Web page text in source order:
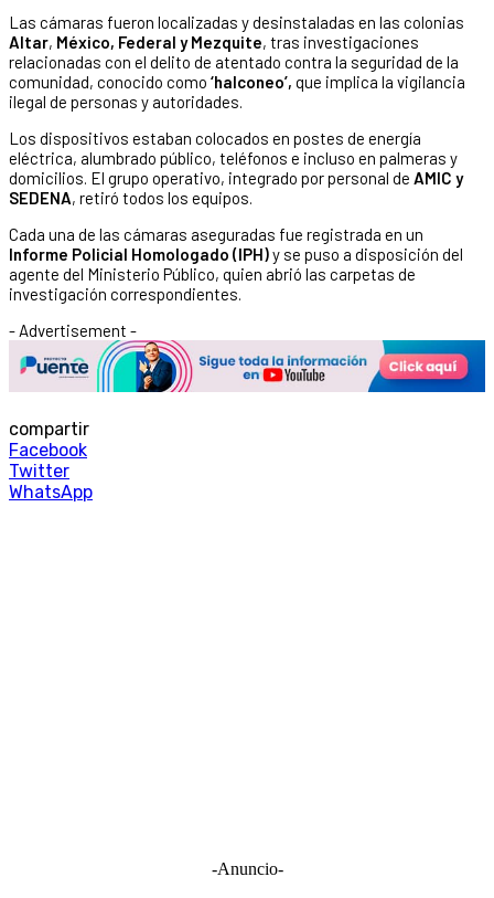
Las cámaras fueron localizadas y desinstaladas en las colonias
Altar, México, Federal y Mezquite, tras investigaciones
relacionadas con el delito de atentado contra la seguridad de la
comunidad, conocido como ‘halconeo’, que implica la vigilancia
ilegal de personas y autoridades.
Los dispositivos estaban colocados en postes de energía
eléctrica, alumbrado público, teléfonos e incluso en palmeras y
domicilios. El grupo operativo, integrado por personal de AMIC y
SEDENA, retiró todos los equipos.
Cada una de las cámaras aseguradas fue registrada en un
Informe Policial Homologado (IPH)y se puso a disposición del
agente del Ministerio Público, quien abrió las carpetas de
investigación correspondientes.
- Advertisement -
compartir
Facebook
Twitter
WhatsApp
-Anuncio-